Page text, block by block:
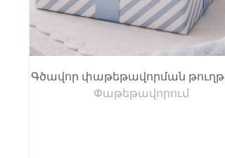
Գծավոր փաթեթավորման թուղթ
Փաթեթավորում